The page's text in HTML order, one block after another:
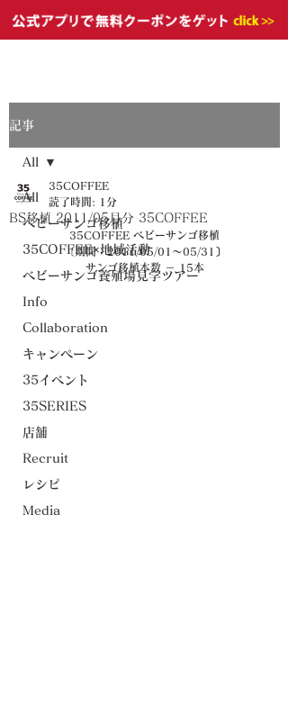
記事
All
ベビーサンゴ移植
35COFFEE×地域活動
ベビーサンゴ養殖場見学ツアー
Info
Collaboration
キャンペーン
35イベント
35SERIES
店舗
Recruit
レシピ
Media
All
BS移植 2011/05月分 35COFFEE
35COFFEE
読了時間: 1分
35COFFEE ベビーサンゴ移植
〔期間：2011/05/01～05/31〕
サンゴ移植本数 － 15本